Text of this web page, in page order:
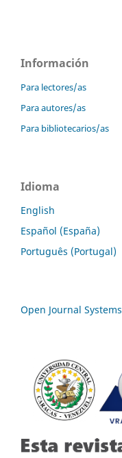
Información
Para lectores/as
Para autores/as
Para bibliotecarios/as
Idioma
English
Español (España)
Português (Portugal)
Open Journal Systems